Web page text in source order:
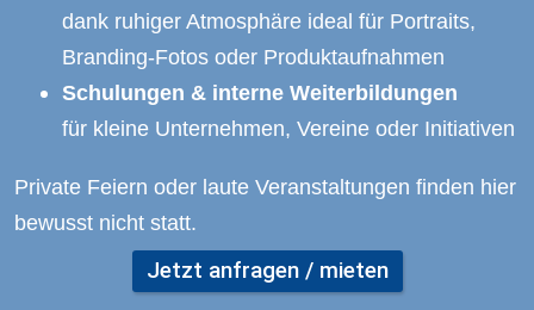
dank ruhiger Atmosphäre ideal für Portraits,
Branding-Fotos oder Produktaufnahmen
Schulungen & interne Weiterbildungen
für kleine Unternehmen, Vereine oder Initiativen
Private Feiern oder laute Veranstaltungen finden hier
bewusst nicht statt.
Jetzt anfragen / mieten